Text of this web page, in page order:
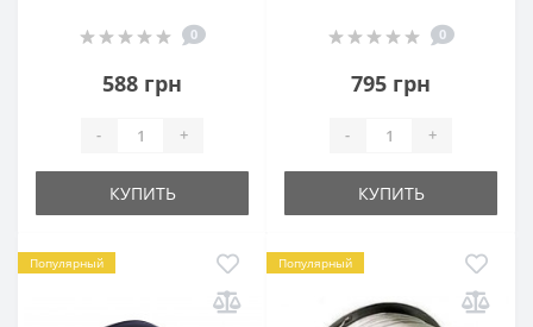
0
588 грн
- +
КУПИТЬ
0
795 грн
- +
КУПИТЬ
Популярный Популярный